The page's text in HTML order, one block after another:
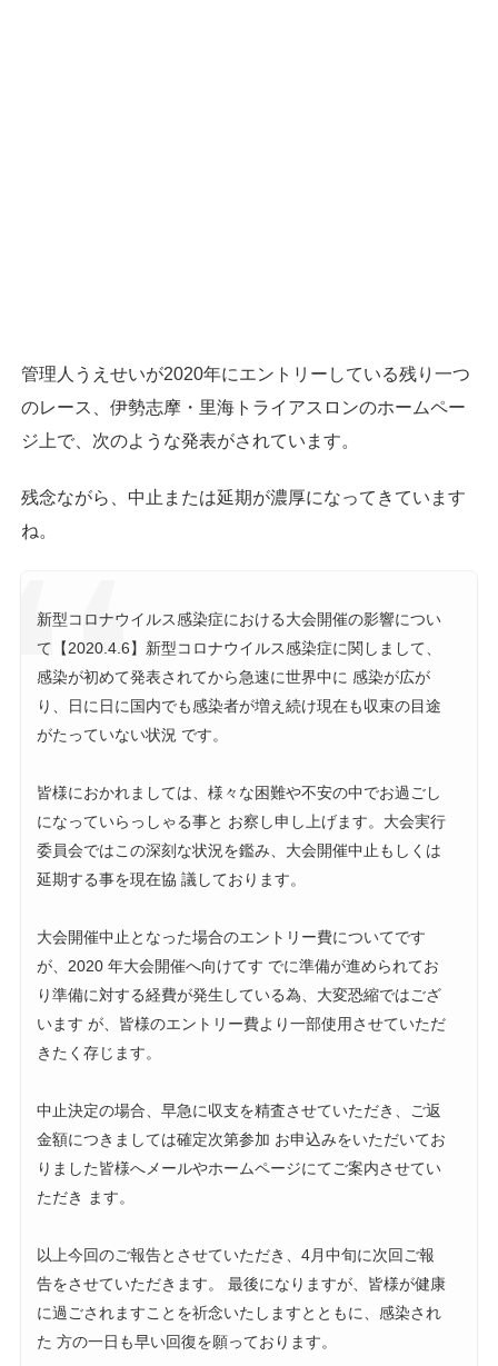
管理人うえせいが2020年にエントリーしている残り一つ
のレース、伊勢志摩・里海トライアスロンのホームペー
ジ上で、次のような発表がされています。
残念ながら、中止または延期が濃厚になってきています
ね。
新型コロナウイルス感染症における大会開催の影響につい
て【2020.4.6】新型コロナウイルス感染症に関しまして、
感染が初めて発表されてから急速に世界中に 感染が広が
り、日に日に国内でも感染者が増え続け現在も収束の目途
がたっていない状況 です。
皆様におかれましては、様々な困難や不安の中でお過ごし
になっていらっしゃる事と お察し申し上げます。大会実行
委員会ではこの深刻な状況を鑑み、大会開催中止もしくは
延期する事を現在協 議しております。
大会開催中止となった場合のエントリー費についてです
が、2020 年大会開催へ向けてす でに準備が進められてお
り準備に対する経費が発生している為、大変恐縮ではござ
います が、皆様のエントリー費より一部使用させていただ
きたく存じます。
中止決定の場合、早急に収支を精査させていただき、ご返
金額につきましては確定次第参加 お申込みをいただいてお
りました皆様へメールやホームページにてご案内させてい
ただき ます。
以上今回のご報告とさせていただき、4月中旬に次回ご報
告をさせていただきます。 最後になりますが、皆様が健康
に過ごされますことを祈念いたしますとともに、感染され
た 方の一日も早い回復を願っております。